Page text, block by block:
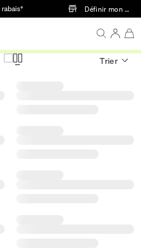
Passer au contenu principal
Définir mon
Trier